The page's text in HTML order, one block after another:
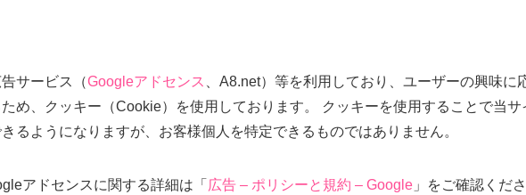
サービス（Googleアドセンス
、A8.net）等を利用しており、ユーザーの興味に
め、クッキー（Cookie）を使用しております。 クッキーを使用することで当サ
るようになりますが、お客様個人を特定できるものではありません。
アドセンスに関する詳細は「 広告 – ポリシーと規約 – Google 」をご確認くださ